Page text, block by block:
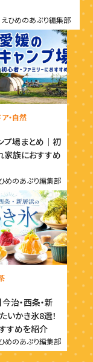
えひめのあぷり編集部
・自然
プ場まとめ｜初
家族におすすめ
めのあぷり編集部
今治・西条・新
いかき氷8選！
すめを紹介
めのあぷり編集部